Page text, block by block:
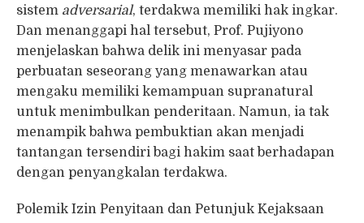
sistem adversarial, terdakwa memiliki hak ingkar.
Dan menanggapi hal tersebut, Prof. Pujiyono
menjelaskan bahwa delik ini menyasar pada
perbuatan seseorang yang menawarkan atau
mengaku memiliki kemampuan supranatural
untuk menimbulkan penderitaan. Namun, ia tak
menampik bahwa pembuktian akan menjadi
tantangan tersendiri bagi hakim saat berhadapan
dengan penyangkalan terdakwa.
Polemik Izin Penyitaan dan Petunjuk Kejaksaan